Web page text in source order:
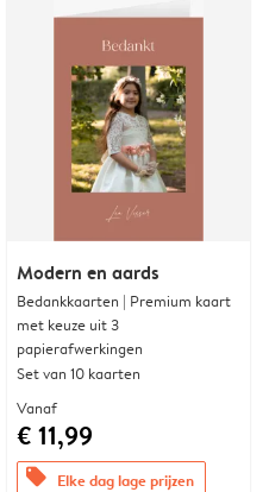
Modern en aards
Bedankkaarten | Premium kaart
met keuze uit 3
papierafwerkingen
Set van 10 kaarten
Vanaf
€ 11,99
offers Elke dag lage prijzen